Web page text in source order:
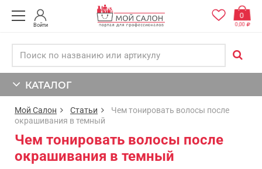
Войти
0
0,00
КАТАЛОГ
Мой Салон Статьи
Чем тонировать волосы после
окрашивания в темный
Чем тонировать волосы после
окрашивания в темный